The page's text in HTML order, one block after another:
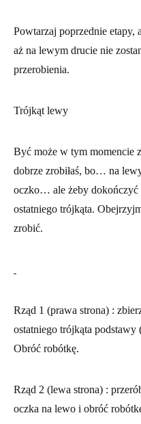
Powtarzaj poprzednie etapy,
aż na lewym drucie nie
przerobienia.
Trójkąt lewy
Być może w tym momencie
dobrze zrobiłaś, bo… na
oczko… ale żeby dokończyć
ostatniego trójkąta.
zrobić.
Rząd 1 (prawa strona) :
ostatniego trójkąta
Obróć robótkę.
Rząd 2 (lewa strona) :
oczka na lewo i obróć